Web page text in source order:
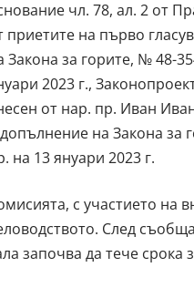
чл. 78, ал. 2 от
приетите на първо
Закона за горите, № 48-
2023 г.,
от нар. пр. Иван
на Закона за
на 13 януари 2023 г.
с участието на
След
започва да тече